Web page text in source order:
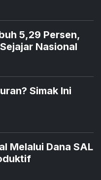
5,29 Persen,
Nasional
Simak Ini
Melalui Dana SAL